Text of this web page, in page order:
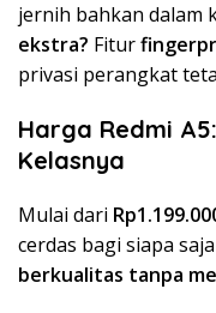
jernih bahkan dalam
ekstra? Fitur
privasi perangkat
Harga Redmi
Kelasnya
Mulai dari
cerdas bagi siapa
berkualitas tanpa